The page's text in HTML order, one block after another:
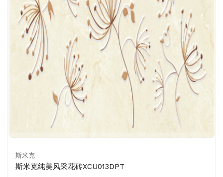
斯米克
斯米克纯美风采花砖XCU013DPT